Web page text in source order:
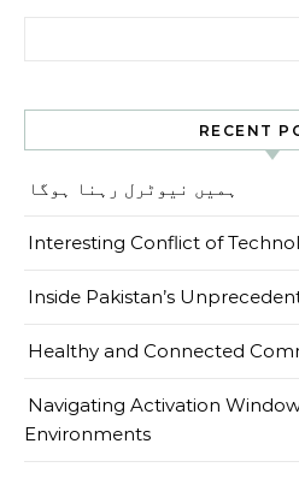
RECENT
ہمیں نیوٹرل رہنا ہوگا
Interesting Conflict of
Inside Pakistan’s
Healthy and Connected
Navigating Activation
Environments